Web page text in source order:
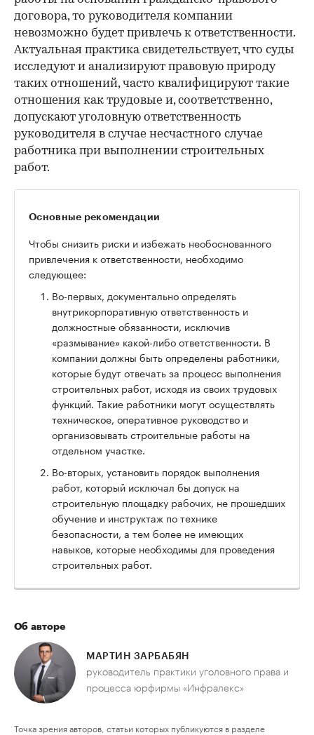
договора, то руководителя компании
невозможно будет привлечь к ответственности.
Актуальная практика свидетельствует, что суды
исследуют и анализируют правовую природу
таких отношений, часто квалифицируют такие
отношения как трудовые и, соответственно,
допускают уголовную ответственность
руководителя в случае несчастного случае
работника при выполнении строительных
работ.
Основные рекомендации
Чтобы снизить риски и избежать необоснованного
привлечения к ответственности, необходимо
следующее:
Во-первых, документально определять
внутрикорпоративную ответственность и
должностные обязанности, исключив
«размывание» какой-либо ответственности. В
компании должны быть определены работники,
которые будут отвечать за процесс выполнения
строительных работ, исходя из своих трудовых
функций. Такие работники могут осуществлять
техническое, оперативное руководство и
организовывать строительные работы на
отдельном участке.
Во-вторых, установить порядок выполнения
работ, который исключал бы допуск на
строительную площадку рабочих, не прошедших
обучение и инструктаж по технике
безопасности, а тем более не имеющих
навыков, которые необходимы для проведения
строительных работ.
Об авторе
МАРТИН ЗАРБАБЯН
руководитель практики уголовного права и
процесса юрфирмы «Инфралекс»
Точка зрения авторов, статьи которых публикуются в разделе